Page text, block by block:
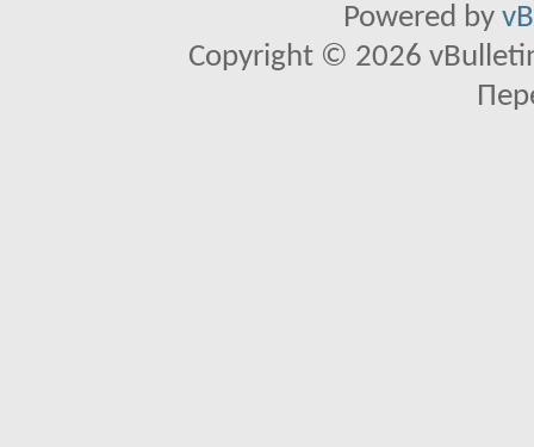
Powered by
Copyright © 2026